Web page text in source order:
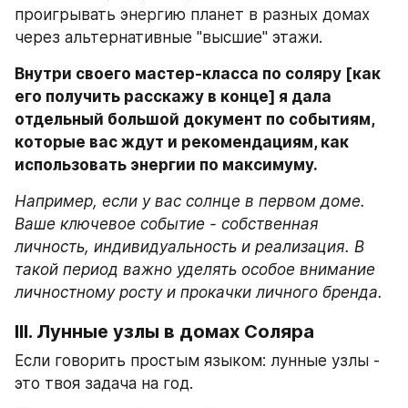
проигрывать энергию планет в разных домах
через альтернативные "высшие" этажи.
Внутри своего мастер-класса по соляру [как
его получить расскажу в конце] я дала
отдельный большой документ по событиям,
которые вас ждут и рекомендациям, как
использовать энергии по максимуму.
Например, если у вас солнце в первом доме.
Ваше ключевое событие - собственная
личность, индивидуальность и реализация. В
такой период важно уделять особое внимание
личностному росту и прокачки личного бренда.
III. Лунные узлы в домах Соляра
Если говорить простым языком: лунные узлы -
это твоя задача на год.